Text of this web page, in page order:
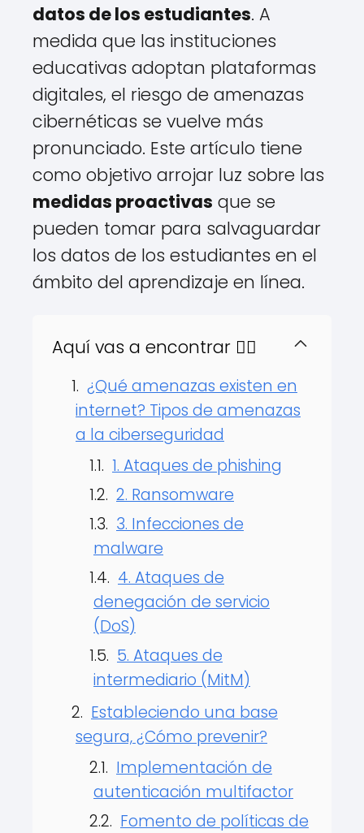
datos de los estudiantes. A
medida que las instituciones
educativas adoptan plataformas
digitales, el riesgo de amenazas
cibernéticas se vuelve más
pronunciado. Este artículo tiene
como objetivo arrojar luz sobre las
medidas proactivas que se
pueden tomar para salvaguardar
los datos de los estudiantes en el
ámbito del aprendizaje en línea.
Aquí vas a encontrar 👇🏻
¿Qué amenazas existen en
internet? Tipos de amenazas
a la ciberseguridad
1. Ataques de phishing
2. Ransomware
3. Infecciones de
malware
4. Ataques de
denegación de servicio
(DoS)
5. Ataques de
intermediario (MitM)
Estableciendo una base
segura, ¿Cómo prevenir?
Implementación de
autenticación multifactor
Fomento de políticas de